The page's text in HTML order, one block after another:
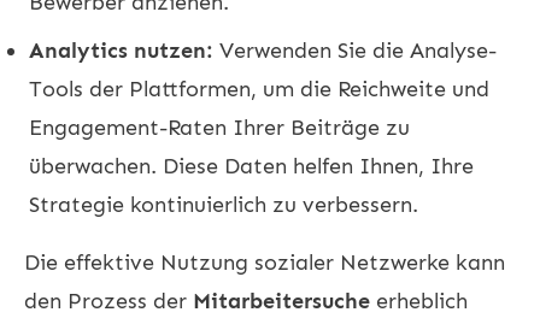
Analytics nutzen: Verwenden Sie die Analyse-
Tools der Plattformen, um die Reichweite und
Engagement-Raten Ihrer Beiträge zu
überwachen. Diese Daten helfen Ihnen, Ihre
Strategie kontinuierlich zu verbessern.
Die effektive Nutzung sozialer Netzwerke kann
den Prozess der Mitarbeitersuche erheblich